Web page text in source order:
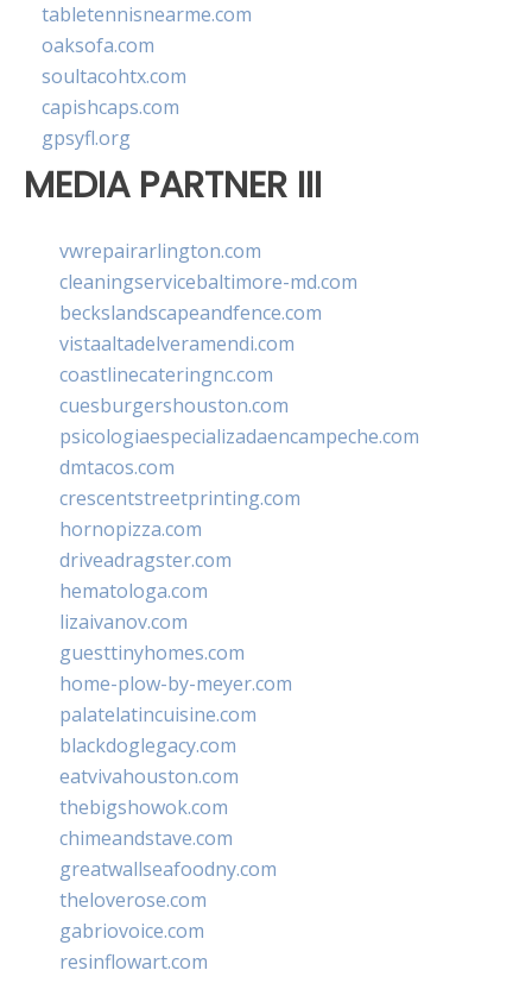
tabletennisnearme.com
oaksofa.com
soultacohtx.com
capishcaps.com
gpsyfl.org
MEDIA PARTNER III
vwrepairarlington.com
cleaningservicebaltimore-md.com
beckslandscapeandfence.com
vistaaltadelveramendi.com
coastlinecateringnc.com
cuesburgershouston.com
psicologiaespecializadaencampeche.com
dmtacos.com
crescentstreetprinting.com
hornopizza.com
driveadragster.com
hematologa.com
lizaivanov.com
guesttinyhomes.com
home-plow-by-meyer.com
palatelatincuisine.com
blackdoglegacy.com
eatvivahouston.com
thebigshowok.com
chimeandstave.com
greatwallseafoodny.com
theloverose.com
gabriovoice.com
resinflowart.com